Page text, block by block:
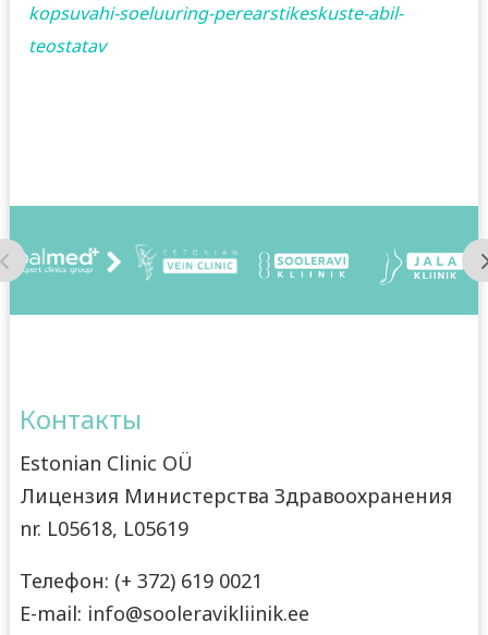
kopsuvahi-soeluuring-perearstikeskuste-abil-
teostatav
Контакты
Estonian Clinic OÜ
Лицензия Министерства Здравоохранения
nr. L05618, L05619
Телефон: (+ 372) 619 0021
E-mail: info@sooleravikliinik.ee